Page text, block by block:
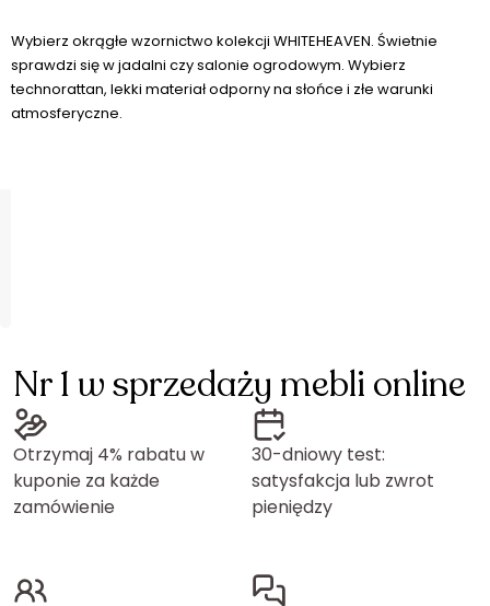
Wybierz okrągłe wzornictwo kolekcji WHITEHEAVEN. Świetnie
sprawdzi się w jadalni czy salonie ogrodowym. Wybierz
technorattan, lekki materiał odporny na słońce i złe warunki
atmosferyczne.
Nr 1 w sprzedaży mebli online
Otrzymaj 4% rabatu w
kuponie za każde
zamówienie
30-dniowy test:
satysfakcja lub zwrot
pieniędzy